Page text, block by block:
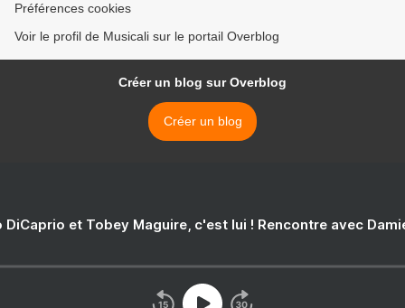
Préférences cookies
Voir le profil de Musicali sur le portail Overblog
Créer un blog sur Overblog
Créer un blog
DiCaprio et Tobey Maguire, c'est lui ! Rencontre avec